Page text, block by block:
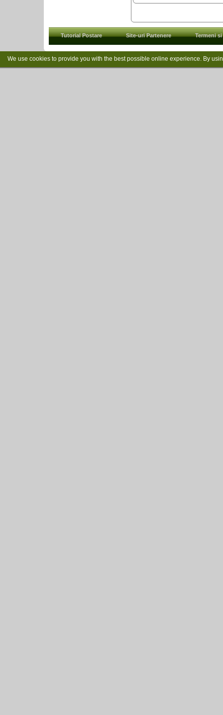
Tutorial Postare Site-uri Partenere Termeni
We use cookies to provide you with the best possible online experience. By